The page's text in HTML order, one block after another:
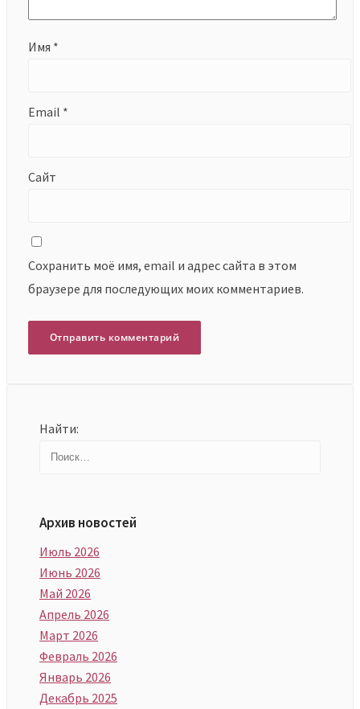
Имя *
Email *
Сайт
Сохранить моё имя, email и адрес сайта в этом
браузере для последующих моих комментариев.
Найти:
Архив новостей
Июль 2026
Июнь 2026
Май 2026
Апрель 2026
Март 2026
Февраль 2026
Январь 2026
Декабрь 2025